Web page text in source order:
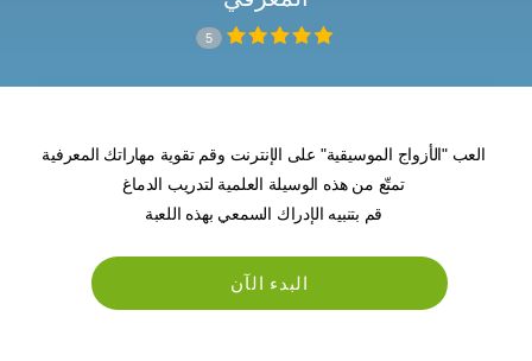
5
العب "الأزواج الموسيقية" على الإنترنت وقم تقوية مهاراتك المعرفية
تمتّع من هذه الوسيلة العلمية لتدريب الدماغ
قم بتنبيه الإدراك السمعي بهذه اللعبة
البدء الآن